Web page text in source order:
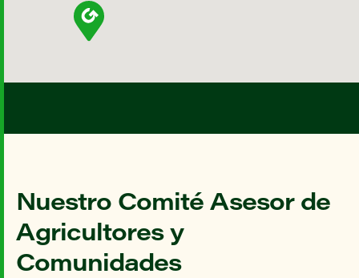
Nuestro Comité Asesor de
Agricultores y
Comunidades